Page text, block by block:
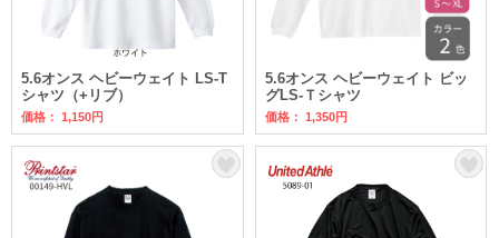
5.6オンス ヘビーウェイト LS-T
シャツ（+リブ）
価格： 1,150円
5.6オンス ヘビーウェイト ビッ
グLS-Ｔシャツ
価格： 1,350円